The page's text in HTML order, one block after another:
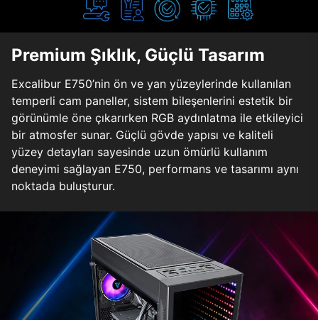
Premium Şıklık, Güçlü Tasarım
Excalibur E750’nin ön ve yan yüzeylerinde kullanılan
temperli cam paneller, sistem bileşenlerini estetik bir
görünümle öne çıkarırken RGB aydınlatma ile etkileyici
bir atmosfer sunar. Güçlü gövde yapısı ve kaliteli
yüzey detayları sayesinde uzun ömürlü kullanım
deneyimi sağlayan E750, performans ve tasarımı aynı
noktada buluşturur.